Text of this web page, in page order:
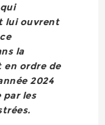
lui ouvrent
la
ordre de
2024
par les